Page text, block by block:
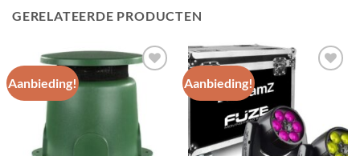
GERELATEERDE PRODUCTEN
Aanbieding!
Toevoegen
aan
wenslijst
Aanbieding!
Toevoegen
wenslijst